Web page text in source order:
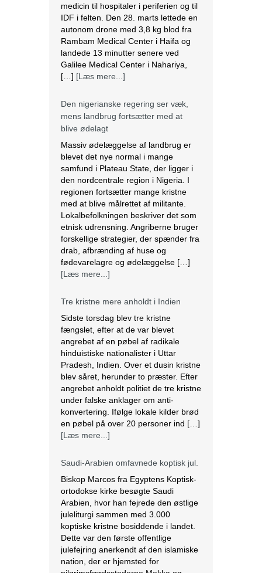
Rambam Medical Center i Haifa og
landede 13 minutter senere ved
Galilee Medical Center i Nahariya,
[…][Læs mere...]
Den nigerianske regering ser væk,
mens landbrug fortsætter med at
Massiv ødelæggelse af landbrug er
blevet det nye normal i mange
samfund i Plateau State, der ligger i
den nordcentrale region i Nigeria. I
regionen fortsætter mange kristne
med at blive målrettet af militante.
Lokalbefolkningen beskriver det som
etnisk udrensning. Angriberne bruger
forskellige strategier, der spænder fra
drab, afbrænding af huse og
fødevarelagre og ødelæggelse […]
[Læs mere...]
Tre kristne mere anholdt i Indien
angrebet af en pøbel af radikale
hinduistiske nationalister i Uttar
Pradesh, Indien. Over et dusin kristne
blev såret, herunder to præster. Efter
angrebet anholdt politiet de tre kristne
under falske anklager om anti-
konvertering. Ifølge lokale kilder brød
en pøbel på over 20 personer ind […]
[Læs mere...]
Saudi-Arabien omfavnede koptisk jul.
Arabien, hvor han fejrede den østlige
juleliturgi sammen med 3.000
koptiske kristne bosiddende i landet.
Dette var den første offentlige
julefejring anerkendt af den islamiske
nation, der er hjemsted for
pilgrimsfærdsstederne Mekka og
Medina. Marcos besøgte Saudi
Arabien første gang i 2012 for at